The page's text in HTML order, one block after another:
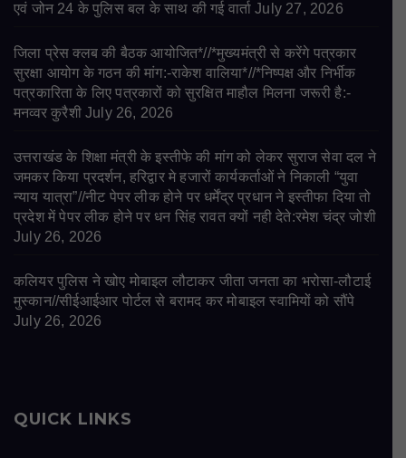
एवं जोन 24 के पुलिस बल के साथ की गई वार्ता July 27, 2026
जिला प्रेस क्लब की बैठक आयोजित*//*मुख्यमंत्री से करेंगे पत्रकार
सुरक्षा आयोग के गठन की मांग:-राकेश वालिया*//*निष्पक्ष और निर्भीक
पत्रकारिता के लिए पत्रकारों को सुरक्षित माहौल मिलना जरूरी है:-
मनव्वर कुरैशी July 26, 2026
उत्तराखंड के शिक्षा मंत्री के इस्तीफे की मांग को लेकर सुराज सेवा दल ने
जमकर किया प्रदर्शन, हरिद्वार मे हजारों कार्यकर्ताओं ने निकाली “युवा
न्याय यात्रा”//नीट पेपर लीक होने पर धर्मेंद्र प्रधान ने इस्तीफा दिया तो
प्रदेश में पेपर लीक होने पर धन सिंह रावत क्यों नही देते:रमेश चंद्र जोशी
July 26, 2026
कलियर पुलिस ने खोए मोबाइल लौटाकर जीता जनता का भरोसा-लौटाई
मुस्कान//सीईआईआर पोर्टल से बरामद कर मोबाइल स्वामियों को सौंपे
July 26, 2026
QUICK LINKS